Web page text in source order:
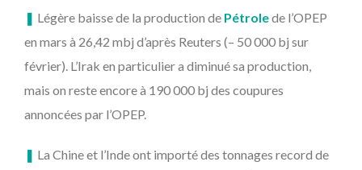
❚ Légère baisse de la production de Pétrolede l’OPEP
en mars à 26,42 mbj d’après Reuters (– 50 000 bj sur
février). L’Irak en particulier a diminué sa production,
mais on reste encore à 190 000 bj des coupures
annoncées par l’OPEP.
❚ La Chine et l’Inde ont importé des tonnages record de